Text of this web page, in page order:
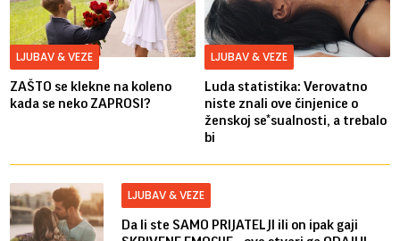
LJUBAV & VEZE
ZAŠTO se klekne na koleno
kada se neko ZAPROSI?
LJUBAV & VEZE
Luda statistika: Verovatno
niste znali ove činjenice o
ženskoj se*sualnosti, a trebalo
bi
LJUBAV & VEZE
Da li ste SAMO PRIJATELJI ili on ipak gaji